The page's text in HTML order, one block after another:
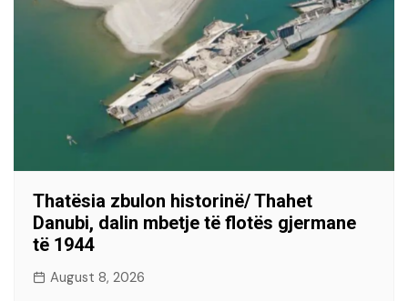
Thatësia zbulon historinë/ Thahet
Danubi, dalin mbetje të flotës gjermane
të 1944
August 8, 2026